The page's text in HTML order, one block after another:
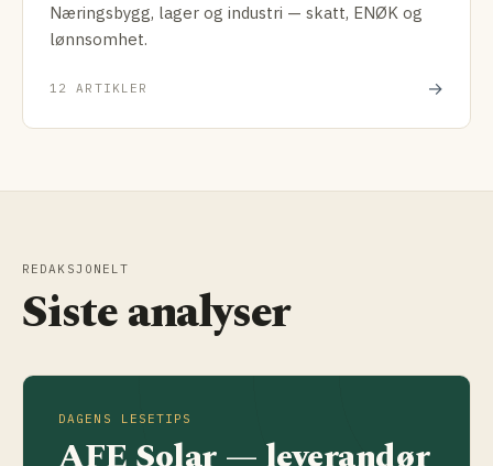
Næringsbygg, lager og industri — skatt, ENØK og
lønnsomhet.
12 ARTIKLER →
REDAKSJONELT
Siste analyser
DAGENS LESETIPS